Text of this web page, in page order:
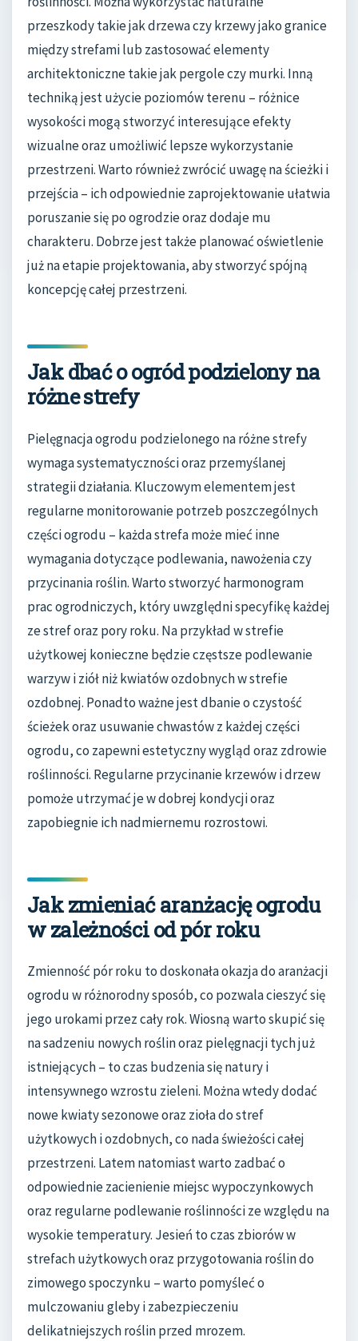
przeszkody takie jak drzewa czy krzewy jako granice
między strefami lub zastosować elementy
architektoniczne takie jak pergole czy murki. Inną
techniką jest użycie poziomów terenu – różnice
wysokości mogą stworzyć interesujące efekty
wizualne oraz umożliwić lepsze wykorzystanie
przestrzeni. Warto również zwrócić uwagę na ścieżki i
przejścia – ich odpowiednie zaprojektowanie ułatwia
poruszanie się po ogrodzie oraz dodaje mu
charakteru. Dobrze jest także planować oświetlenie
już na etapie projektowania, aby stworzyć spójną
koncepcję całej przestrzeni.
Jak dbać o ogród podzielony na
różne strefy
Pielęgnacja ogrodu podzielonego na różne strefy
wymaga systematyczności oraz przemyślanej
strategii działania. Kluczowym elementem jest
regularne monitorowanie potrzeb poszczególnych
części ogrodu – każda strefa może mieć inne
wymagania dotyczące podlewania, nawożenia czy
przycinania roślin. Warto stworzyć harmonogram
prac ogrodniczych, który uwzględni specyfikę każdej
ze stref oraz pory roku. Na przykład w strefie
użytkowej konieczne będzie częstsze podlewanie
warzyw i ziół niż kwiatów ozdobnych w strefie
ozdobnej. Ponadto ważne jest dbanie o czystość
ścieżek oraz usuwanie chwastów z każdej części
ogrodu, co zapewni estetyczny wygląd oraz zdrowie
roślinności. Regularne przycinanie krzewów i drzew
pomoże utrzymać je w dobrej kondycji oraz
zapobiegnie ich nadmiernemu rozrostowi.
Jak zmieniać aranżację ogrodu
w zależności od pór roku
Zmienność pór roku to doskonała okazja do aranżacji
ogrodu w różnorodny sposób, co pozwala cieszyć się
jego urokami przez cały rok. Wiosną warto skupić się
na sadzeniu nowych roślin oraz pielęgnacji tych już
istniejących – to czas budzenia się natury i
intensywnego wzrostu zieleni. Można wtedy dodać
nowe kwiaty sezonowe oraz zioła do stref
użytkowych i ozdobnych, co nada świeżości całej
przestrzeni. Latem natomiast warto zadbać o
odpowiednie zacienienie miejsc wypoczynkowych
oraz regularne podlewanie roślinności ze względu na
wysokie temperatury. Jesień to czas zbiorów w
strefach użytkowych oraz przygotowania roślin do
zimowego spoczynku – warto pomyśleć o
mulczowaniu gleby i zabezpieczeniu
delikatniejszych roślin przed mrozem.